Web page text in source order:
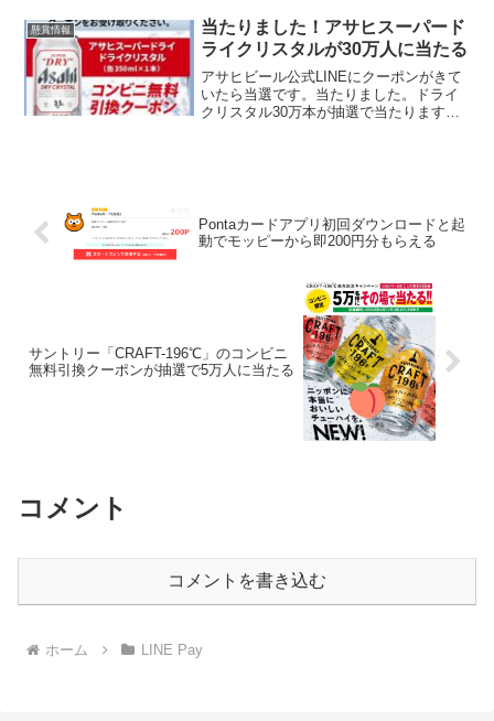
は対象外となりますのでご...
懸賞情報
当たりました！アサヒスーパード
ライクリスタルが30万人に当たる
アサヒビール公式LINEにクーポンがきて
いたら当選です。当たりました。ドライ
クリスタル30万本が抽選で当たります。
Pontaカードアプリ初回ダウンロードと起
動でモッピーから即200円分もらえる
サントリー「CRAFT-196℃」のコンビニ
無料引換クーポンが抽選で5万人に当たる
コメント
コメントを書き込む
ホーム LINE Pay